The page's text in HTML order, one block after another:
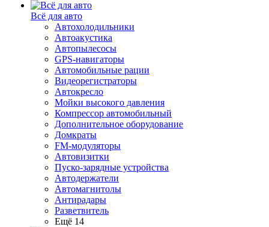
Всё для авто
Автохолодильники
Автоакустика
Автопылесосы
GPS-навигаторы
Автомобильные рации
Видеорегистраторы
Автокресло
Мойки высокого давления
Компрессор автомобильный
Дополнительное оборудование
Домкраты
FM-модуляторы
Автовизитки
Пуско-зарядные устройства
Автодержатели
Автомагнитолы
Антирадары
Разветвитель
Ещё 14